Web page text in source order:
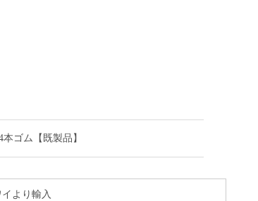
ゴム【既製品】
より輸入